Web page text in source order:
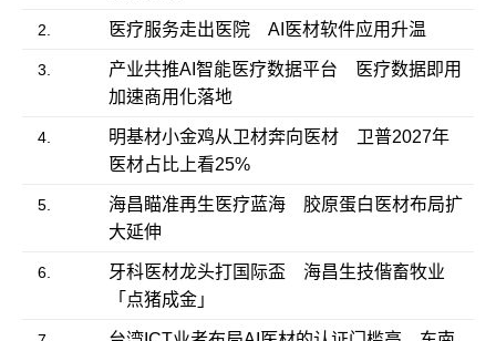
2. 医疗服务走出医院 AI医材软件应用升温
3.
产业共推AI智能医疗数据平台 医疗数据即用
加速商用化落地
4.
明基材小金鸡从卫材奔向医材 卫普2027年
医材占比上看25%
5.
海昌瞄准再生医疗蓝海 胶原蛋白医材布局扩
大延伸
6.
牙科医材龙头打国际盃 海昌生技偕畜牧业
「点猪成金」